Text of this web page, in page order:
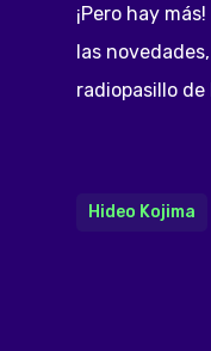
¡Pero hay
las
radiopasillo de
Hideo Kojima